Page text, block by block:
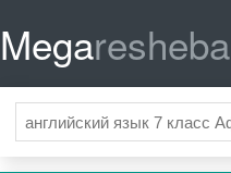
Megaresheba